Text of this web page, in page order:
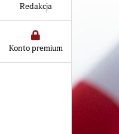
Redakcja
Konto premium